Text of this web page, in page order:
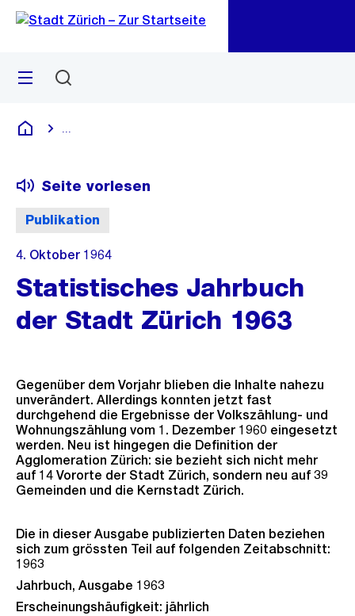
Navigation
Sprunglink
Menü
Deutsch
Publikation
Seite vorlesen
4. Oktober 1964
Statistisches Jahrbuch
der Stadt Zürich 1963
Gegenüber dem Vorjahr blieben die Inhalte nahezu
unverändert. Allerdings konnten jetzt fast
durchgehend die Ergebnisse der Volkszählung- und
Wohnungszählung vom 1. Dezember 1960 eingesetzt
werden. Neu ist hingegen die Definition der
Agglomeration Zürich: sie bezieht sich nicht mehr
auf 14 Vororte der Stadt Zürich, sondern neu auf 39
Gemeinden und die Kernstadt Zürich.
Die in dieser Ausgabe publizierten Daten beziehen
sich zum grössten Teil auf folgenden Zeitabschnitt:
1963
Jahrbuch, Ausgabe 1963
Erscheinungshäufigkeit: jährlich